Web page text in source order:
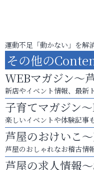
運動不足「動かない」を解
その他の
WEBマガジン～
新店やイベント情報、最新
子育てマガジン
楽しいイベントや体験記事
芦屋のおけいこ
芦屋のおしゃれなお稽古情
芦屋の求人情報